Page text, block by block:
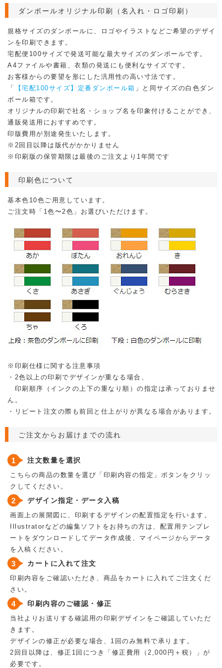
200枚入り / 簡易梱包 / 梱包サイズ：575×660×310 4個口
500枚入り / 簡易梱包 / 梱包サイズ：575×660×310 10個口
800枚入り / 簡易梱包 / 梱包サイズ：575×660×310 16個口
カテゴリ
ロゴ印刷（大ロット）ダンボール 特設ページ2
大ロットロゴ印刷ダンボール（特設） 【名入れ印刷】100サイズ
ダンボールオリジナル印刷（名入れ・ロゴ印刷）
規格サイズのダンボールに、ロゴやイラストなどご希望のデザイ
ンを印刷できます。
宅配便100サイズで発送可能な最大サイズのダンボールです。
A4ファイルや書籍、衣類の発送にも便利なサイズです。
お客様からの要望を形にした汎用性の高い寸法です。
「
【宅配100サイズ】定番ダンボール箱 」と同サイズの白色ダン
ボール箱です。
オリジナルの印刷で社名・ショップ名を印象付けることができ、
通販発送用におすすめです。
印版費用が別途発生いたします。
※2回目以降は版代がかかりません
※印刷版の保管期限は最後のご注文より1年間です
印刷色について
基本色10色ご用意しています。
ご注文時「1色〜2色」お選びいただけます。
※印刷仕様に関する注意事項
・2色以上の印刷でデザインが重なる場合、
印刷順序（インクの上下の重なり順）の指定は承っておりませ
ん。
・リピート注文の際も前回と仕上がりが異なる場合があります。
ご注文からお届けまでの流れ
注文数量を選択
こちらの商品の数量を選び「印刷内容の指定」ボタンをクリッ
クしてください。
デザイン指定・データ入稿
画面上の展開図に、印刷するデザインの配置指定を行います。
Illustratorなどの編集ソフトをお持ちの方は、配置用テンプレ
ートをダウンロードしてデータ作成後、マイページからデータ
を入稿ください。
カートに入れて注文
印刷内容をご確認いただき、商品をカートに入れてご注文くだ
さい。
印刷内容のご確認・修正
当社よりお送りする確認用の印刷デザインをご確認していただ
きます。
デザインの修正が必要な場合、1回のみ無料で承ります。
2回目以降は、修正1回につき「修正費用（2,000円＋税）」が
必要です。